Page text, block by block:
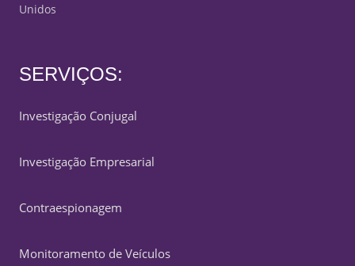
Unidos
SERVIÇOS:
Investigação Conjugal
Investigação Empresarial
Contraespionagem
Monitoramento de Veículos